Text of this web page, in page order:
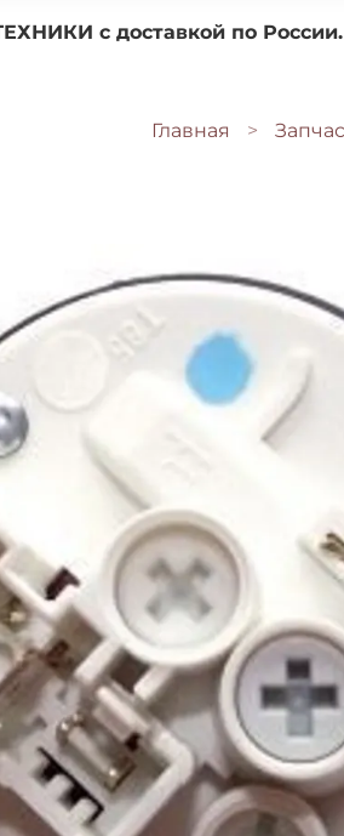
ТЕХНИКИ с доставкой
Главная